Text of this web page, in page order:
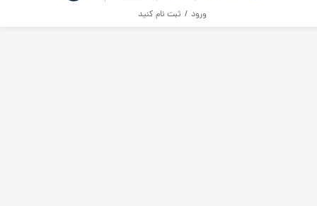
ورود / ثبت نام کنید
خروج از حساب کاربری